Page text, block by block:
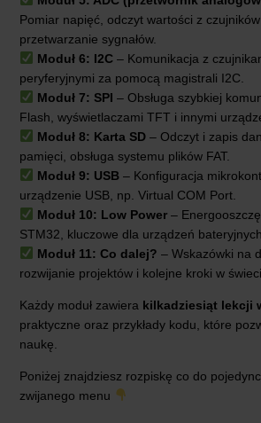
Pomiar napięć, odczyt wartości z
przetwarzanie sygnałów.
Moduł 6: I2C – Komunikacja z
peryferyjnymi za pomocą magistrali I2C.
Moduł 7: SPI – Obsługa szybkiej
Flash, wyświetlaczami TFT i innymi
Moduł 8: Karta SD– Odczyt i zapis
pamięci, obsługa systemu plików FAT.
Moduł 9: USB– Konfiguracja
urządzenie USB, np. Virtual COM Port.
Moduł 10: Low Power–
STM32, kluczowe dla urządzeń
Moduł 11: Co dalej? – Wskazówki na
rozwijanie projektów i kolejne kroki w
Każdy moduł zawiera kilkadziesiąt lekcji
praktyczne oraz przykłady kodu, które
naukę.
Poniżej znajdziesz rozpiskę co do
zwijanego menu